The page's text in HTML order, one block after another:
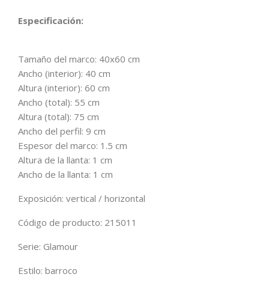
Especificación:
Tamaño del marco: 40x60 cm
Ancho (interior): 40 cm
Altura (interior): 60 cm
Ancho (total): 55 cm
Altura (total): 75 cm
Ancho del perfil: 9 cm
Espesor del marco: 1.5 cm
Altura de la llanta: 1 cm
Ancho de la llanta: 1 cm
Exposición: vertical / horizontal
Código de producto: 215011
Serie: Glamour
Estilo: barroco